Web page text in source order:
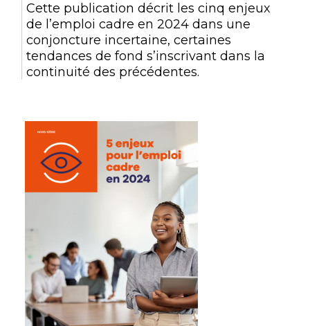
Cette publication décrit les cinq enjeux
de l’emploi cadre en 2024 dans une
conjoncture incertaine, certaines
tendances de fond s’inscrivant dans la
continuité des précédentes.